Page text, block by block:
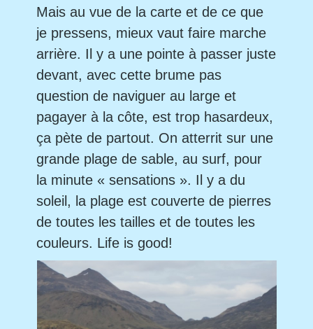
Mais au vue de la carte et de ce que
je pressens, mieux vaut faire marche
arrière. Il y a une pointe à passer juste
devant, avec cette brume pas
question de naviguer au large et
pagayer à la côte, est trop hasardeux,
ça pète de partout. On atterrit sur une
grande plage de sable, au surf, pour
la minute « sensations ». Il y a du
soleil, la plage est couverte de pierres
de toutes les tailles et de toutes les
couleurs. Life is good!